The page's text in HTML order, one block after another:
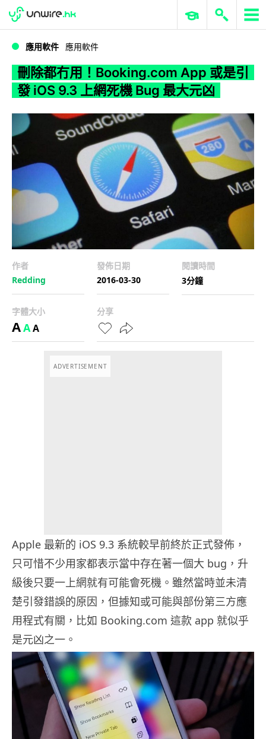
WWDC 2026 ERP 與商業 AI
應用軟件 應用軟件
刪除都冇用！Booking.com App 或是引
發 iOS 9.3 上網死機 Bug 最大元凶
作者
Redding
發佈日期
2016-03-30
閱讀時間
3分鐘
字體大小
AAA
分享
ADVERTISEMENT
Apple 最新的 iOS 9.3 系統較早前終於正式發佈，
只可惜不少用家都表示當中存在著一個大 bug，升
級後只要一上網就有可能會死機。雖然當時並未清
楚引發錯誤的原因，但據知或可能與部份第三方應
用程式有關，比如 Booking.com 這款 app 就似乎
是元凶之一。